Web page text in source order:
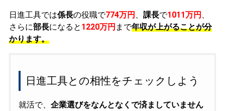
日進工具では係長の役職で774万円 課長で1011万円
さらに部長になると 1220万円 まで年収が上がることが分
かります。
日進工具との相性をチェックしよう
就活で、 企業選びをなんとなくで済ましていません